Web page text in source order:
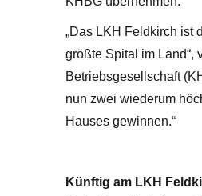
„Das LKH Feldkirch ist
größte Spital im Land“,
Betriebsgesellschaft
nun zwei wiederum
Hauses gewinnen.“
Künftig am LKH